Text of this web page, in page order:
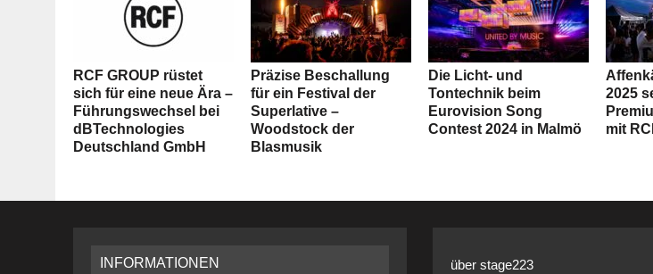
RCF GROUP rüstet
sich für eine neue Ära –
Führungswechsel bei
dBTechnologies
Deutschland GmbH
Präzise Beschallung
für ein Festival der
Superlative –
Woodstock der
Blasmusik
Die Licht- und
Tontechnik beim
Eurovision Song
Contest 2024 in Malmö
2025
mit
INFORMATIONEN über stage223